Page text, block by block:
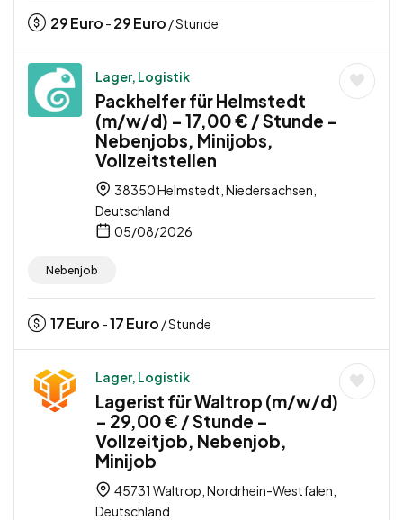
29Euro - 29Euro / Stunde
Lager, Logistik
Packhelfer für Helmstedt
(m/w/d) – 17,00 € / Stunde –
Nebenjobs, Minijobs,
Vollzeitstellen
38350 Helmstedt, Niedersachsen,
Deutschland
05/08/2026
Nebenjob
17Euro -17Euro / Stunde
Lager, Logistik
Lagerist für Waltrop (m/w/d)
– 29,00 € / Stunde –
Vollzeitjob, Nebenjob,
Minijob
45731 Waltrop, Nordrhein-Westfalen,
Deutschland